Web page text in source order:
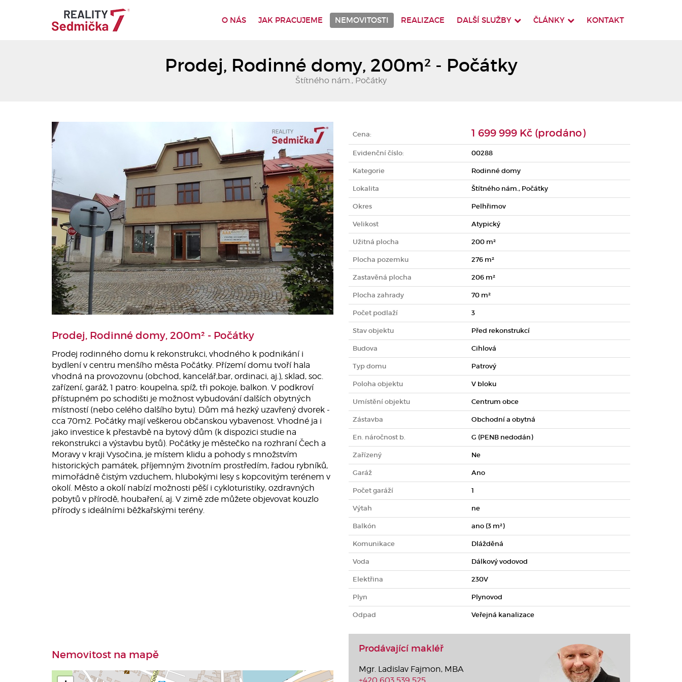
O NÁS JAK PRACUJEME NEMOVITOSTI REALIZACE DALŠÍ SLUŽBY ČLÁNKY KONTAKT
Prodej, Rodinné domy, 200m² - Počátky
Štítného nám., Počátky
Prodej, Rodinné domy, 200m² - Počátky
Prodej rodinného domu k rekonstrukci, vhodného k podnikání i
bydlení v centru menšího města Počátky. Přízemí domu tvoří hala
vhodná na provozovnu (obchod, kancelář,bar, ordinaci, aj.), sklad, soc.
zařízení, garáž, 1 patro: koupelna, spíž, tři pokoje, balkon. V podkroví
přístupném po schodišti je možnost vybudování dalších obytných
místností (nebo celého dalšího bytu). Dům má hezký uzavřený dvorek -
cca 70m2. Počátky mají veškerou občanskou vybavenost. Vhodné ja i
jako investice k přestavbě na bytový dům (k dispozici studie na
rekonstrukci a výstavbu bytů). Počátky je městečko na rozhraní Čech a
Moravy v kraji Vysočina, je místem klidu a pohody s množstvím
historických památek, příjemným životním prostředím, řadou rybníků,
mimořádně čistým vzduchem, hlubokými lesy s kopcovitým terénem v
okolí. Město a okolí nabízí možnosti pěší i cykloturistiky, ozdravných
pobytů v přírodě, houbaření, aj. V zimě zde můžete objevovat kouzlo
přírody s ideálními běžkařskými terény.
Cena: 1 699 999 Kč (prodáno)
Evidenční číslo: 00288
Kategorie Rodinné domy
Lokalita Štítného nám., Počátky
Okres Pelhřimov
Velikost Atypický
Užitná plocha 200 m²
Plocha pozemku 276 m²
Zastavěná plocha 206 m²
Plocha zahrady 70 m²
Počet podlaží 3
Stav objektu Před rekonstrukcí
Budova Cihlová
Typ domu Patrový
Poloha objektu V bloku
Umístění objektu Centrum obce
Zástavba Obchodní a obytná
En. náročnost b. G (PENB nedodán)
Zařízený Ne
Garáž Ano
Počet garáží 1
Výtah ne
Balkón ano (3 m²)
Komunikace Dlážděná
Voda Dálkový vodovod
Elektřina 230V
Plyn Plynovod
Odpad Veřejná kanalizace
Nemovitost na mapě Prodávající makléř
Mgr. Ladislav Fajmon, MBA